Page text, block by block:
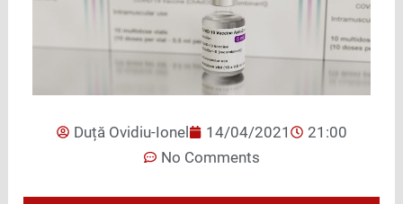
Duță Ovidiu-Ionel 14/04/2021
21:00
No Comments